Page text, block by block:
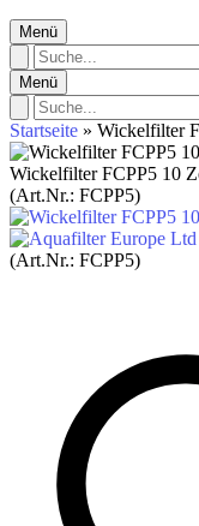
Menü
Menü
Startseite » Wickelfilter
Wickelfilter FCPP5 10
(Art.Nr.: FCPP5)
(Art.Nr.: FCPP5)